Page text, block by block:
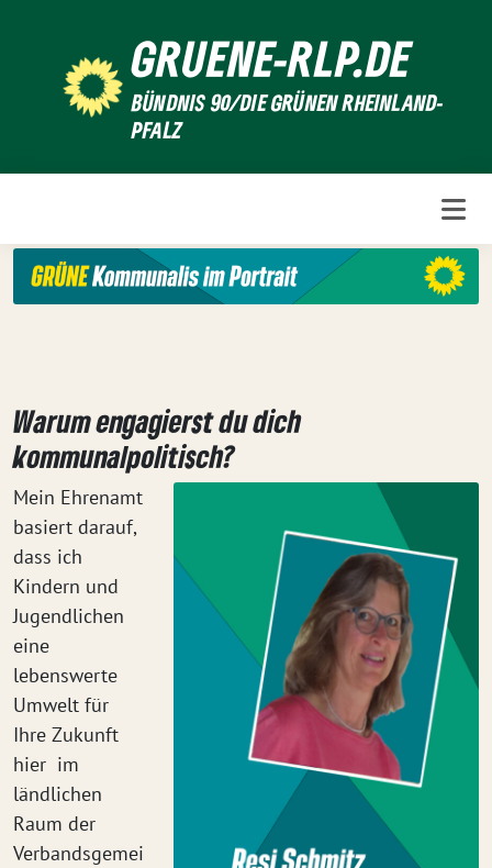
GRUENE-RLP.DE
BÜNDNIS 90/DIE GRÜNEN RHEINLAND-
PFALZ
Warum engagierst du dich
kommunalpolitisch?
Mein Ehrenamt
basiert darauf,
dass ich
Kindern und
Jugendlichen
eine
lebenswerte
Umwelt für
Ihre Zukunft
hier im
ländlichen
Raum der
Verbandsgemei